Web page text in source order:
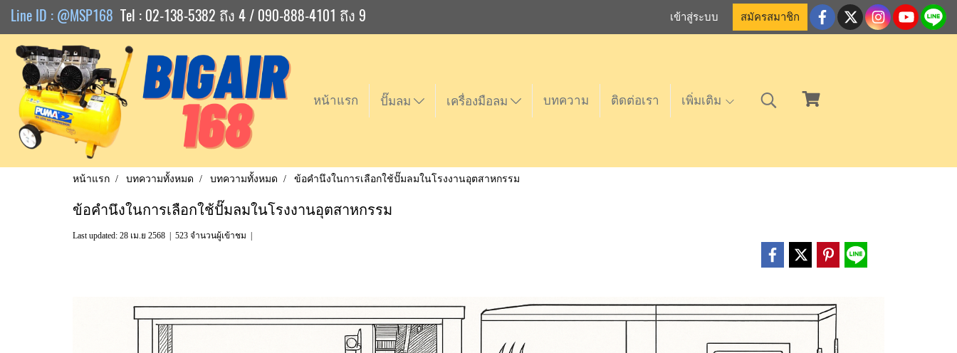
Line ID : @MSP168 Tel : 02-138-5382 ถึง 4 / 090-888-4101 ถึง 9 เข้าสู่ระบบ สมัครสมาชิก
หน้าแรก ปั๊มลม เครื่องมือลม บทความ ติดต่อเรา เพิ่มเติม
หน้าแรก บทความทั้งหมด บทความทั้งหมด ข้อคำนึงในการเลือกใช้ปั๊มลมในโรงงานอุตสาหกรรม
ข้อคำนึงในการเลือกใช้ปั๊มลมในโรงงานอุตสาหกรรม
Last updated: 28 เม.ย 2568 523 จำนวนผู้เข้าชม